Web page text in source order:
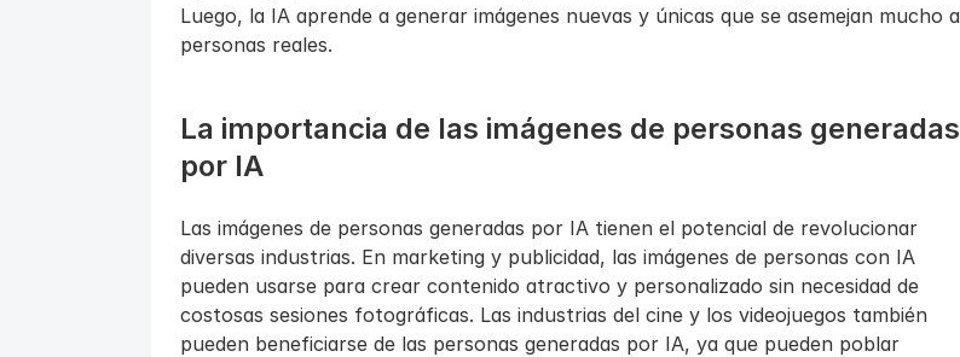
Luego, la IA aprende a generar imágenes nuevas y únicas que se asemejan mucho a
personas reales.
La importancia de las imágenes de personas generadas
por IA
Las imágenes de personas generadas por IA tienen el potencial de revolucionar
diversas industrias. En marketing y publicidad, las imágenes de personas con IA
pueden usarse para crear contenido atractivo y personalizado sin necesidad de
costosas sesiones fotográficas. Las industrias del cine y los videojuegos también
pueden beneficiarse de las personas generadas por IA, ya que pueden poblar